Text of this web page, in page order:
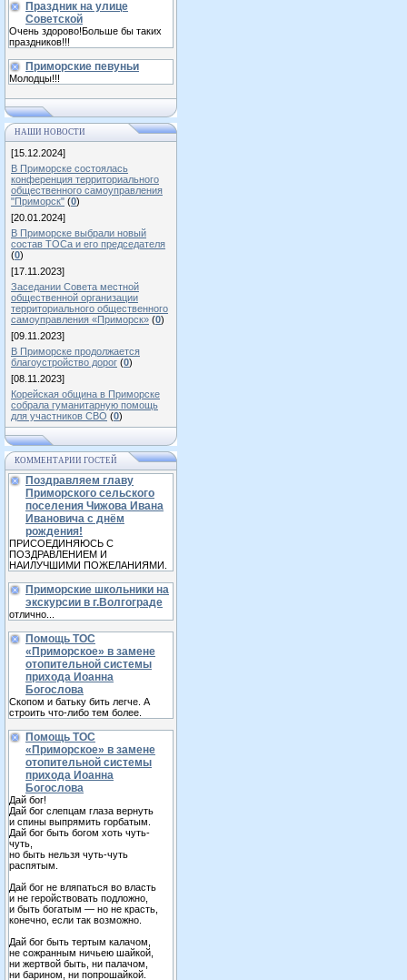
Праздник на улице
Советской
Очень здорово!Больше бы таких
праздников!!!
Приморские певуньи
Молодцы!!!
НАШИ НОВОСТИ
[15.12.2024]
В Приморске состоялась
конференция территориального
общественного самоуправления
"Приморск" (0)
[20.01.2024]
В Приморске выбрали новый
состав ТОСа и его председателя
(0)
[17.11.2023]
Заседании Совета местной
общественной организации
территориального общественного
самоуправления «Приморск» (0)
[09.11.2023]
В Приморске продолжается
благоустройство дорог (0)
[08.11.2023]
Корейская община в Приморске
собрала гуманитарную помощь
для участников СВО (0)
КОММЕНТАРИИ ГОСТЕЙ
Поздравляем главу
Приморского сельского
поселения Чижова Ивана
Ивановича с днём
рождения!
ПРИСОЕДИНЯЮСЬ С
ПОЗДРАВЛЕНИЕМ И
НАИЛУЧШИМИ ПОЖЕЛАНИЯМИ.
Приморские школьники на
экскурсии в г.Волгограде
отлично...
Помощь ТОС
«Приморское» в замене
отопительной системы
прихода Иоанна
Богослова
Скопом и батьку бить легче. А
строить что-либо тем более.
Помощь ТОС
«Приморское» в замене
отопительной системы
прихода Иоанна
Богослова
Дай бог!
Дай бог слепцам глаза вернуть
и спины выпрямить горбатым.
Дай бог быть богом хоть чуть-
чуть,
но быть нельзя чуть-чуть
распятым.
Дай бог не вляпаться во власть
и не геройствовать подложно,
и быть богатым — но не красть,
конечно, если так возможно.
Дай бог быть тертым калачом,
не сожранным ничьею шайкой,
ни жертвой быть, ни палачом,
ни барином, ни попрошайкой.